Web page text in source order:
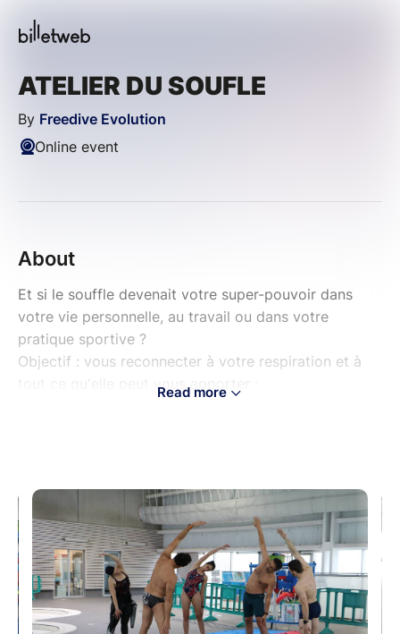
ATELIER DU SOUFLE
By Freedive Evolution
Online event
About
Et si le souffle devenait votre super-pouvoir dans
votre vie personnelle, au travail ou dans votre
pratique sportive ?
Objectif : vous reconnecter à votre respiration et à
tout ce qu'elle peut vous apporter :
davantage performer dans votre sport
Autant de bénéfices concrets dans un quotidien
souvent sous tension.
Participez à nos ateliers du souffle et profitez d'un
vrai moment de pause et de recentrage.
En visio.
Read more